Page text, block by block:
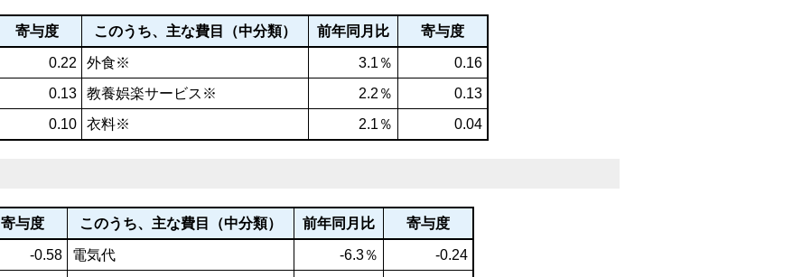
寄与度 このうち、主な費目（中分類） 前年同月比 寄与度
0.22 外食※ 3.1％
0.16
0.13 教養娯楽サービス※ 2.2％
0.13
0.10 衣料※ 2.1％ 0.04
寄与度 このうち、主な費目（中分類） 前年同月比 寄与度
-0.58 電気代 -6.3％
-0.24